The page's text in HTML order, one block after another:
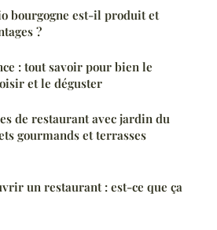
bourgogne est-il produit et
?
: tout savoir pour bien le
et le déguster
de restaurant avec jardin du
gourmands et terrasses
un restaurant : est-ce que ça